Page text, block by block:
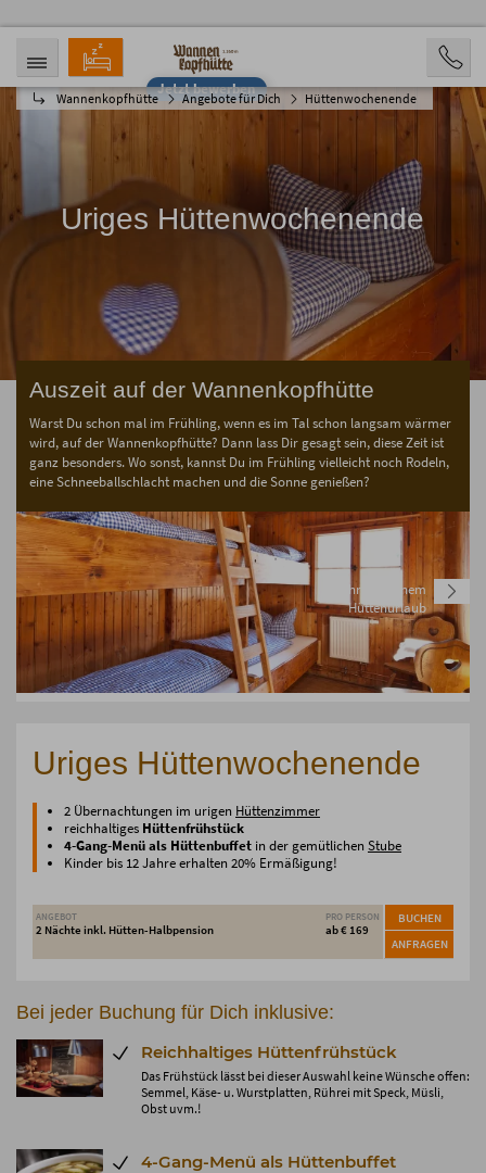
Jetzt bewerben
Wannenkopfhütte Angebote für Dich Hüttenwochenende
ANREISE ABREISE
BUCHENUriges Hüttenwochenende
Auszeit auf der Wannenkopfhütte
Warst Du schon mal im Frühling, wenn es im Tal schon langsam wärmer
wird, auf der Wannenkopfhütte? Dann lass Dir gesagt sein, diese Zeit ist
ganz besonders. Wo sonst, kannst Du im Frühling vielleicht noch Rodeln,
eine Schneeballschlacht machen und die Sonne genießen?
Mehr zu Deinem
Hüttenurlaub
Uriges Hüttenwochenende
2 Übernachtungen im urigen Hüttenzimmer
reichhaltiges Hüttenfrühstück
4-Gang-Menü als Hüttenbuffet in der gemütlichen Stube
Kinder bis 12 Jahre erhalten 20% Ermäßigung!
ANGEBOT
2 Nächte inkl. Hütten-Halbpension
PRO PERSON
ab € 169
BUCHEN
ANFRAGEN
Bei jeder Buchung für Dich inklusive:
Reichhaltiges Hüttenfrühstück
Das Frühstück lässt bei dieser Auswahl keine Wünsche offen:
Semmel, Käse- u. Wurstplatten, Rührei mit Speck, Müsli,
Obst uvm.!
4-Gang-Menü als Hüttenbuffet